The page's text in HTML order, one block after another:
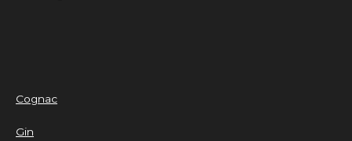
Cognac
Gin